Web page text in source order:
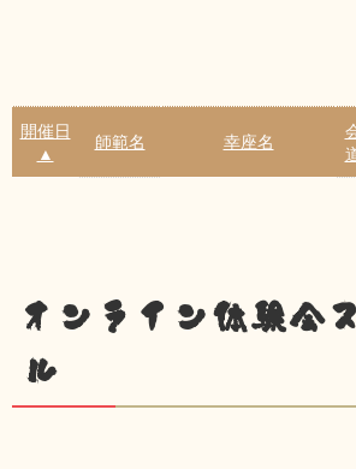
開催日
▲
師範名 幸座名
オンライン体験会
ル